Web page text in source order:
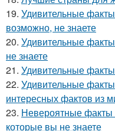
19. Удивительные
возможно, не знаете
20. Удивительные
не знаете
21. Удивительные
22. Удивительные
интересных фактов из
23. Невероятные
которые вы не знаете